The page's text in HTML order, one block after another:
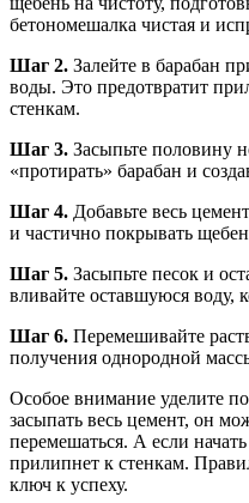
бетономешалка чистая и
Шаг 2. Залейте в барабан
воды. Это предотвратит
стенкам.
Шаг 3. Засыпьте половину
«протирать» барабан и
Шаг 4. Добавьте весь
и частично покрывать
Шаг 5. Засыпьте песок и
вливайте оставшуюся воду,
Шаг 6. Перемешивайте
получения однородной
Особое внимание уделите
засыпать весь цемент, он
перемешаться. А если
прилипнет к стенкам.
ключ к успеху.